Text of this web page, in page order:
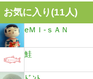
お気に入り(11人)
eＭＩ-ｓＡＮ
鮭